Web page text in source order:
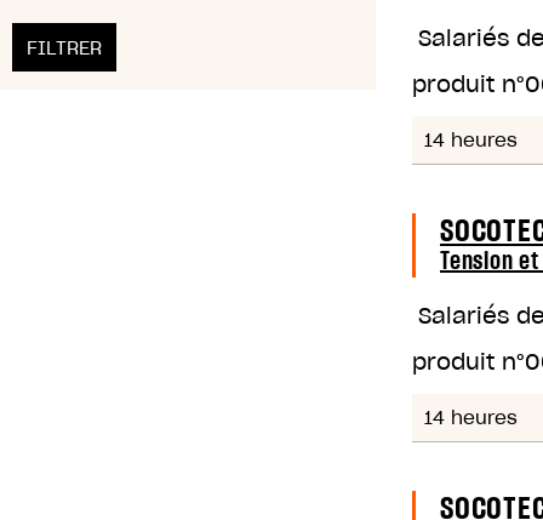
Salariés
produit n°
14 heures
Tension
Salariés
produit n°
14 heures